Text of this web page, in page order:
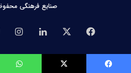
صنایع فرهنگی
فیس
بوک
لینکدین